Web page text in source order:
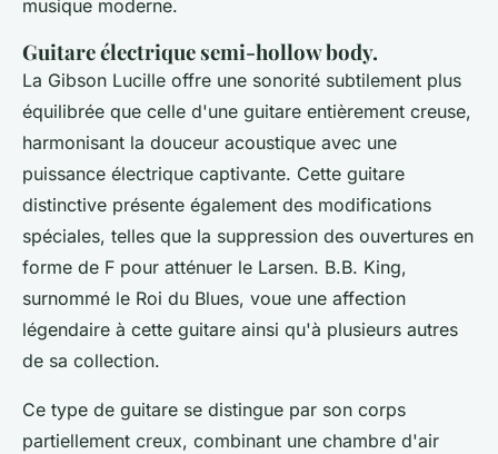
musique moderne.
Guitare électrique semi-hollow body.
La Gibson Lucille offre une sonorité subtilement plus
équilibrée que celle d'une guitare entièrement creuse,
harmonisant la douceur acoustique avec une
puissance électrique captivante. Cette guitare
distinctive présente également des modifications
spéciales, telles que la suppression des ouvertures en
forme de F pour atténuer le Larsen. B.B. King,
surnommé le Roi du Blues, voue une affection
légendaire à cette guitare ainsi qu'à plusieurs autres
de sa collection.
Ce type de guitare se distingue par son corps
partiellement creux, combinant une chambre d'air